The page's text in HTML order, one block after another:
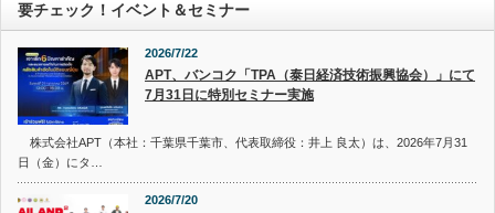
要チェック！イベント＆セミナー
2026/7/22
APT、バンコク「TPA（泰日経済技術振興協会）」にて
7月31日に特別セミナー実施
株式会社APT（本社：千葉県千葉市、代表取締役：井上 良太）は、2026年7月31
日（金）にタ…
2026/7/20